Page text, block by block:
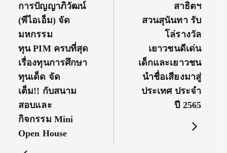
Post:
การปัญญาภิวัฒน์
(พีไอเอ็ม) จัด
มหกรรม
ทุน PIM ครบที่สุด
เรื่องทุนการศึกษา
ทุนเด็ด จัด
เต็ม!! กับสนาม
สอบและ
กิจกรรม Mini
Open House
Post:สาธิตฯ
สวนสุนันทา รับ
โล่รางวัล
เยาวชนดีเด่น
เด็กและเยาวชน
นำชื่อเสียงมาสู่
ประเทศ ประจำ
ปี 2565